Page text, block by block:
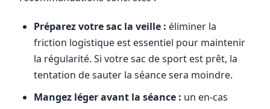
Préparez votre sac la veille : éliminer la
friction logistique est essentiel pour maintenir
la régularité. Si votre sac de sport est prêt, la
tentation de sauter la séance sera moindre.
Mangez léger avant la séance : un en-cas